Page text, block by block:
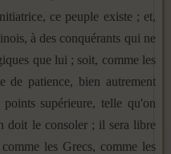
ce peuple existe ; et,
à des conquérants qui ne
que lui ; soit, comme les
de patience, bien autrement
supérieure, telle qu'on
doit le consoler ; il sera libre
les Grecs, comme les